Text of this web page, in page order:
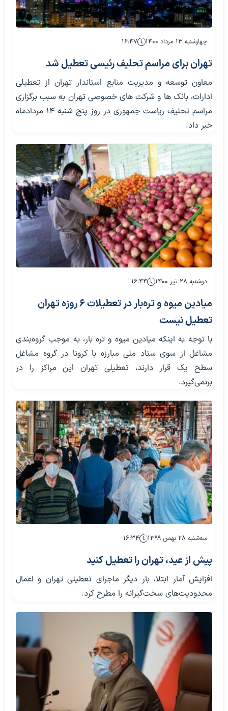
چهارشنبه ۱۳ مرداد ۱۴۰۰ ۱۶:۴۷
تهران برای مراسم تحلیف رئیسی تعطیل شد
معاون توسعه و مدیریت منابع استاندار تهران از تعطیلی
ادارات، بانک ها و شرکت های خصوصی تهران به سبب برگزاری
مراسم تحلیف ریاست جمهوری در روز پنج شنبه ۱۴ مردادماه
خبر داد.
دوشنبه ۲۸ تیر ۱۴۰۰ ۱۶:۴۴
میادین میوه و تره‌بار در تعطیلات ۶ روزه تهران
تعطیل نیست
با توجه به اینکه میادین میوه و تره بار، به موجب گروه‌بندی
مشاغل از سوی ستاد ملی مبارزه با کرونا در گروه مشاغل
سطح یک قرار دارند، تعطیلی تهران این مراکز را در
برنمی‌گیرد.
سه‌شنبه ۲۸ بهمن ۱۳۹۹ ۱۶:۳۴
پیش از عید، تهران را تعطیل کنید
افزایش آمار ابتلا، بار دیگر ماجرای تعطیلی تهران و اعمال
محدودیت‌های سخت‌گیرانه را مطرح کرد.